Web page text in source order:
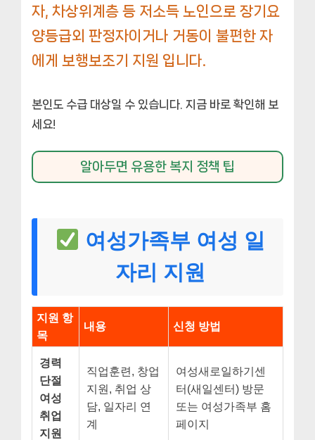
자, 차상위계층 등 저소득 노인으로 장기요
양등급외 판정자이거나 거동이 불편한 자
에게 보행보조기 지원 입니다.
본인도 수급 대상일 수 있습니다. 지금 바로 확인해 보
세요!
알아두면 유용한 복지 정책 팁
여성가족부 여성 일
자리 지원
지원 항
목
내용 신청 방법
경력
단절
여성
취업
지원
직업훈련, 창업
지원, 취업 상
담, 일자리 연
계
여성새로일하기센
터(새일센터) 방문
또는 여성가족부 홈
페이지